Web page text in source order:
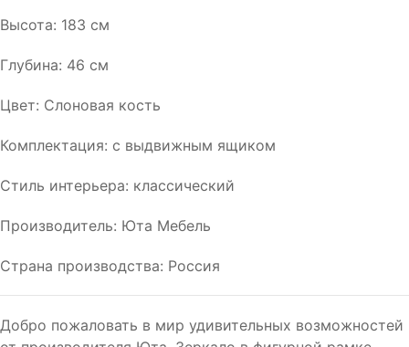
Высота: 183 см
Глубина: 46 см
Цвет: Слоновая кость
Комплектация: с выдвижным ящиком
Стиль интерьера: классический
Производитель: Юта Мебель
Страна производства: Россия
Добро пожаловать в мир удивительных возможностей